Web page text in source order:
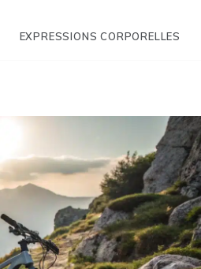
EXPRESSIONS CORPORELLES